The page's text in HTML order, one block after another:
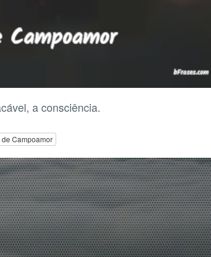
a consciência.
Campoamor